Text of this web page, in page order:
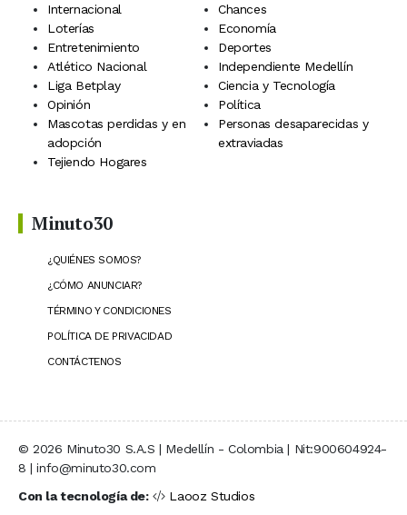
Internacional
Chances
Loterías
Economía
Entretenimiento
Deportes
Atlético Nacional
Independiente Medellín
Liga Betplay
Ciencia y Tecnología
Opinión
Política
Mascotas perdidas y en
adopción
Personas desaparecidas y
extraviadas
Tejiendo Hogares
Minuto30
¿QUIÉNES SOMOS?
¿CÓMO ANUNCIAR?
TÉRMINO Y CONDICIONES
POLÍTICA DE PRIVACIDAD
CONTÁCTENOS
© 2026 Minuto30 S.A.S | Medellín - Colombia | Nit:900604924-
8 | info@minuto30.com
Con la tecnología de:
Laooz Studios